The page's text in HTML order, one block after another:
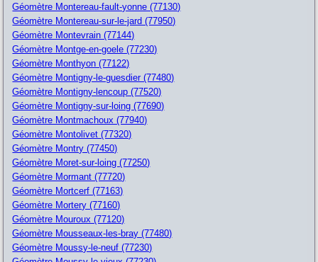
Géomètre Montereau-fault-yonne (77130)
Géomètre Montereau-sur-le-jard (77950)
Géomètre Montevrain (77144)
Géomètre Montge-en-goele (77230)
Géomètre Monthyon (77122)
Géomètre Montigny-le-guesdier (77480)
Géomètre Montigny-lencoup (77520)
Géomètre Montigny-sur-loing (77690)
Géomètre Montmachoux (77940)
Géomètre Montolivet (77320)
Géomètre Montry (77450)
Géomètre Moret-sur-loing (77250)
Géomètre Mormant (77720)
Géomètre Mortcerf (77163)
Géomètre Mortery (77160)
Géomètre Mouroux (77120)
Géomètre Mousseaux-les-bray (77480)
Géomètre Moussy-le-neuf (77230)